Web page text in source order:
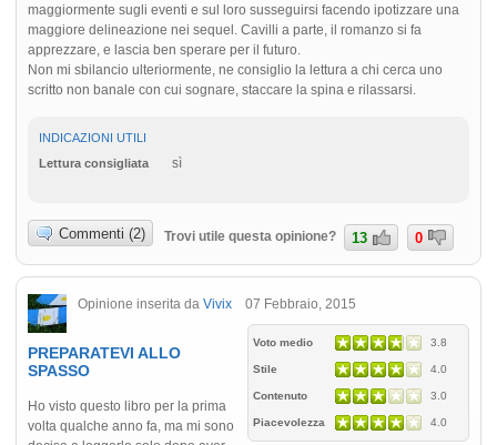
maggiormente sugli eventi e sul loro susseguirsi facendo ipotizzare una
maggiore delineazione nei sequel. Cavilli a parte, il romanzo si fa
apprezzare, e lascia ben sperare per il futuro.
Non mi sbilancio ulteriormente, ne consiglio la lettura a chi cerca uno
scritto non banale con cui sognare, staccare la spina e rilassarsi.
INDICAZIONI UTILI
Lettura consigliata
sì
Commenti (2) Trovi utile questa opinione? 13 0
Opinione inserita da Vivix 07 Febbraio, 2015
Voto medio 3.8
Stile 4.0
Contenuto 3.0
Piacevolezza 4.0
PREPARATEVI ALLO
SPASSO
Ho visto questo libro per la prima
volta qualche anno fa, ma mi sono